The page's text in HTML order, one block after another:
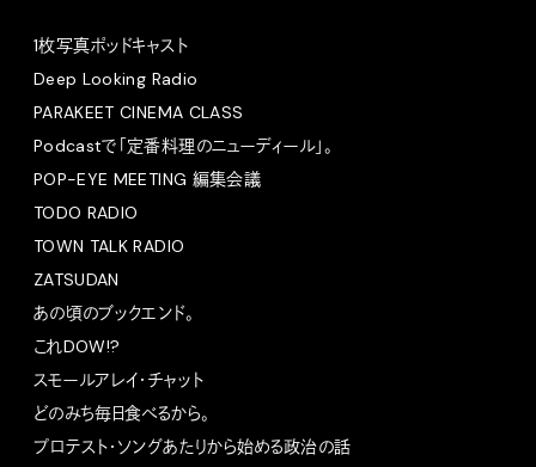
1枚写真ポッドキャスト
Deep Looking Radio
PARAKEET CINEMA CLASS
Podcastで「定番料理のニューディール」。
POP-EYE MEETING 編集会議
TODO RADIO
TOWN TALK RADIO
ZATSUDAN
あの頃のブックエンド。
これDOW!?
スモールアレイ・チャット
どのみち毎日食べるから。
プロテスト・ソングあたりから始める政治の話